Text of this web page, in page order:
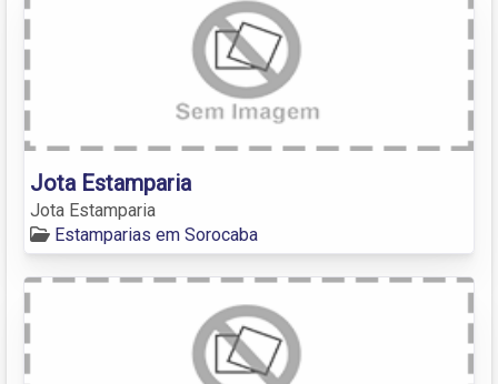
Jota Estamparia
Jota Estamparia
Estamparias em Sorocaba